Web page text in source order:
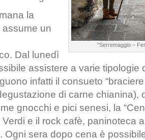
“Serremaggio –
la
un
Dal lunedì
assistere a varie tipologie
infatti il consueto
di carne chianina),
gnocchi e pici senesi, la
e il rock cafè, paninoteca
Ogni sera dopo cena è